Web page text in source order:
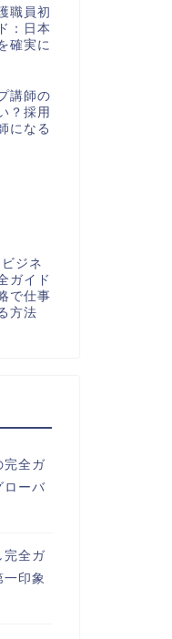
職員初
：日本
確実に
講師の
？採用
になる
ジネ
ガイド
で仕事
方法
完全ガ
ローバ
完全ガ
一印象